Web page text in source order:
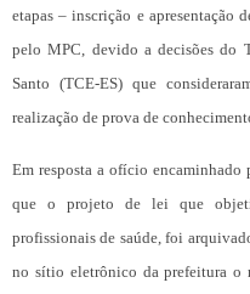
etapas – inscrição e
pelo MPC, devido a decisões do
Santo (TCE-ES) que
realização de prova de
Em resposta a ofício
que o projeto de lei que
profissionais de saúde, foi
no sítio eletrônico da prefeitura o